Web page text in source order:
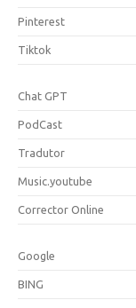
Pinterest
Tiktok
Chat GPT
PodCast
Tradutor
Music.youtube
Corrector Online
Google
BING